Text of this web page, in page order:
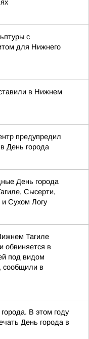
с
для Нижнего
в Нижнем
предупредил
День города
День города
Сысерти,
Сухом Логу
Тагиле
обвиняется в
под видом
сообщили в
В этом году
День города в